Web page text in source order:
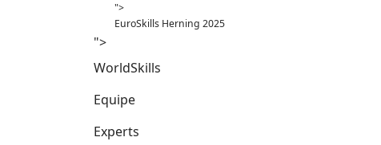
">
EuroSkills Herning 2025
">
WorldSkills
Equipe
Experts